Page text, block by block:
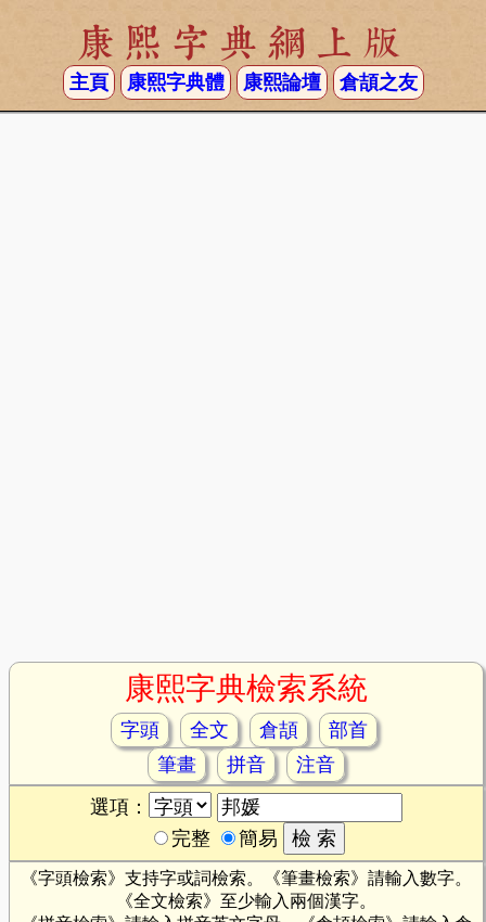
康熙字典網上版
主頁 康熙字典體 康熙論壇 倉頡之友
康熙字典檢索系統
字頭 全文 倉頡
部首
筆畫
拼音
注音
選項：
完整
簡易
《字頭檢索》支持字或詞檢索。《筆畫檢索》請輸入數字。
《全文檢索》至少輸入兩個漢字。